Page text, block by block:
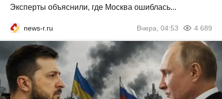
Эксперты объяснили, где Москва ошиблась...
news-r.ru Вчера, 04:53 4 689